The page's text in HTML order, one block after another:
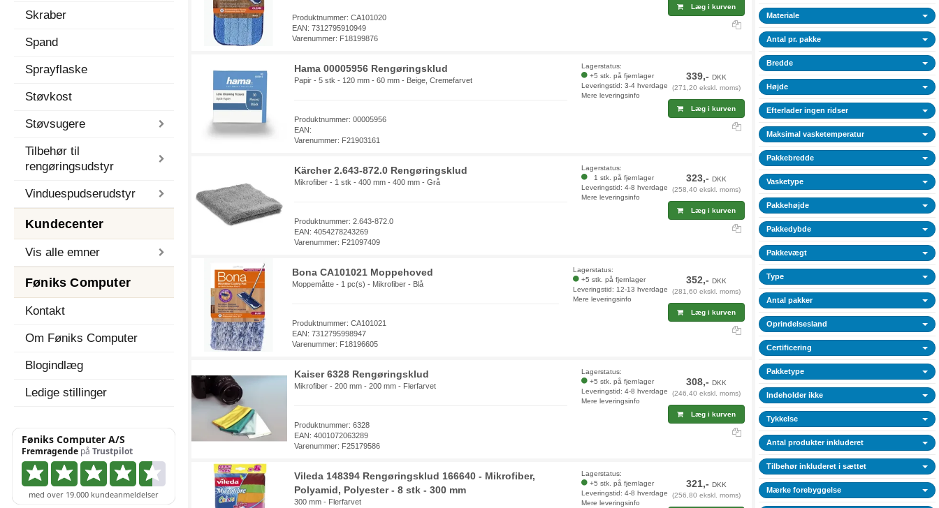
Skraber
Spand
Sprayflaske
Støvkost
Støvsugere
Tilbehør til
rengøringsudstyr
Vinduespudserudstyr
Kundecenter
Vis alle emner
Føniks Computer
Kontakt
Om Føniks Computer
Blogindlæg
Ledige stillinger
Materiale
Antal pr. pakke
Bredde
Højde
Efterlader ingen ridser
Maksimal vasketemperatur
Pakkebredde
Vasketype
Pakkehøjde
Pakkedybde
Pakkevægt
Type
Antal pakker
Oprindelsesland
Certificering
Pakketype
Indeholder ikke
Tykkelse
Antal produkter inkluderet
Tilbehør inkluderet i sættet
Mærke forebyggelse
Produktnummer: CA101020
EAN: 7312795910949
Varenummer: F18199876
Læg i kurven
Hama 00005956 Rengøringsklud
Papir - 5 stk - 120 mm - 60 mm - Beige, Cremefarvet
Produktnummer: 00005956
EAN:
Varenummer: F21903161
Lagerstatus:
+5 stk. på fjernlager
Leveringstid: 3-4 hverdage
Mere leveringsinfo
339,-DKK
(271,20 ekskl. moms)
Læg i kurven
Kärcher 2.643-872.0 Rengøringsklud
Mikrofiber - 1 stk - 400 mm - 400 mm - Grå
Produktnummer: 2.643-872.0
EAN: 4054278243269
Varenummer: F21097409
Lagerstatus:
1 stk. på fjernlager
Leveringstid: 4-8 hverdage
Mere leveringsinfo
323,-DKK
(258,40 ekskl. moms)
Læg i kurven
Bona CA101021 Moppehoved
Moppemåtte - 1 pc(s) - Mikrofiber - Blå
Produktnummer: CA101021
EAN: 7312795998947
Varenummer: F18196605
Lagerstatus:
+5 stk. på fjernlager
Leveringstid: 12-13 hverdage
Mere leveringsinfo
352,-DKK
(281,60 ekskl. moms)
Læg i kurven
Kaiser 6328 Rengøringsklud
Mikrofiber - 200 mm - 200 mm - Flerfarvet
Produktnummer: 6328
EAN: 4001072063289
Varenummer: F25179586
Lagerstatus:
+5 stk. på fjernlager
Leveringstid: 4-8 hverdage
Mere leveringsinfo
308,-DKK
(246,40 ekskl. moms)
Læg i kurven
Vileda 148394 Rengøringsklud 166640 - Mikrofiber,
Polyamid, Polyester - 8 stk - 300 mm
300 mm - Flerfarvet
Lagerstatus:
+5 stk. på fjernlager
Leveringstid: 4-8 hverdage
Mere leveringsinfo
321,-DKK
(256,80 ekskl. moms)